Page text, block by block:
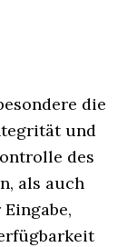
die
und
des
als auch